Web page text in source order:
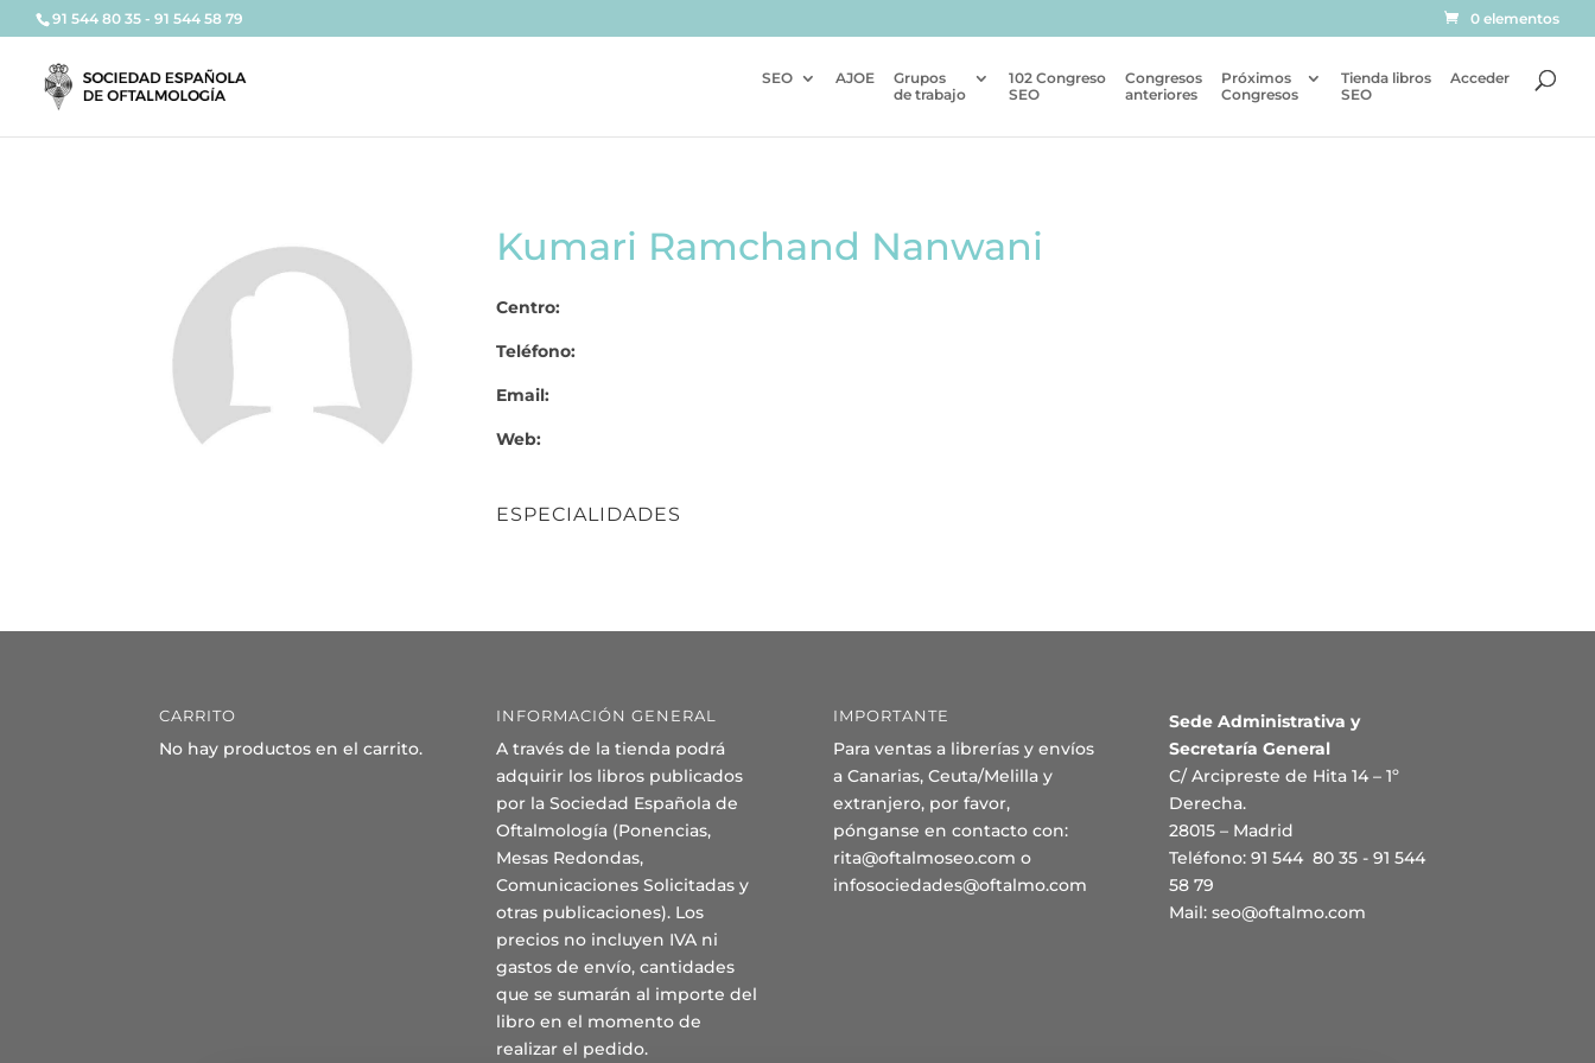
91 544 80 35 - 91 544 58 79 0 elementos
SEO AJOE
Grupos
de trabajo
102 Congreso
SEO
Congresos
anteriores
Próximos
Congresos
Tienda libros
SEO
Acceder
Kumari Ramchand Nanwani
Centro:
Teléfono:
Email:
Web:
ESPECIALIDADES
CARRITO
No hay productos en el carrito.
INFORMACIÓN GENERAL
A través de la tienda podrá
adquirir los libros publicados
por la Sociedad Española de
Oftalmología (Ponencias,
Mesas Redondas,
Comunicaciones Solicitadas y
otras publicaciones). Los
precios no incluyen IVA ni
gastos de envío, cantidades
que se sumarán al importe del
libro en el momento de
realizar el pedido.
IMPORTANTE
Para ventas a librerías y envíos
a Canarias, Ceuta/Melilla y
extranjero, por favor,
pónganse en contacto con:
rita@oftalmoseo.com o
infosociedades@oftalmo.com
Sede Administrativa y
Secretaría General
C/ Arcipreste de Hita 14 – 1º
Derecha.
28015 – Madrid
Teléfono: 91 544 80 35 - 91 544
58 79
Mail:seo@oftalmo.com